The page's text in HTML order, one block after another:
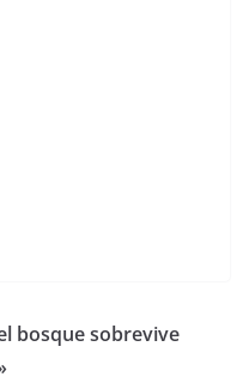
bosque sobrevive